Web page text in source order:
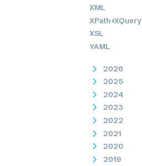
XML
XPath+XQuery
XSL
YAML
2026
2025
2024
2023
2022
2021
2020
2019